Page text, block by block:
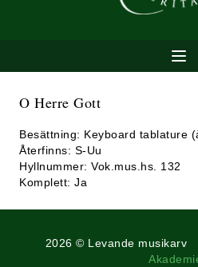
O Herre Gott
Besättning: Keyboard tablature
Återfinns: S-Uu
Hyllnummer: Vok.mus.hs. 132
Komplett: Ja
2026 © Levande